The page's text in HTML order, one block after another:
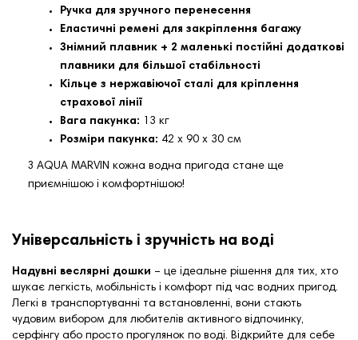
Ручка для зручного перенесення
Еластичні ремені для закріплення багажу
Знімний плавник + 2 маленькі постійні додаткові
плавники для більшої стабільності
Кільце з нержавіючої сталі для кріплення
страхової лінії
Вага пакунка: 13 кг
Розміри пакунка: 42 x 90 x 30 см
З AQUA MARVIN кожна водна пригода стане ще
приємнішою і комфортнішою!
Універсальність і зручність на воді
Надувні веслярні дошки – це ідеальне рішення для тих, хто
шукає легкість, мобільність і комфорт під час водних пригод.
Легкі в транспортуванні та встановленні, вони стають
чудовим вибором для любителів активного відпочинку,
серфінгу або просто прогулянок по воді. Відкрийте для себе